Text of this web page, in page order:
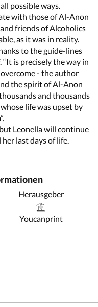
possible ways.
with those of Al-Anon
friends of Alcoholics
as it was in reality.
to the guide-lines
is precisely the way in
- the author
the spirit of Al-Anon
and thousands
life was upset by
Leonella will continue
last days of life.
Herausgeber
Youcanprint